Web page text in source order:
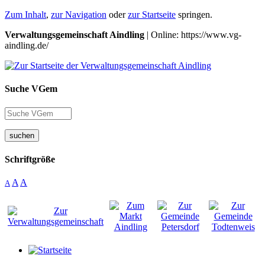
Zum Inhalt, zur Navigation oderzur Startseite springen.
Verwaltungsgemeinschaft Aindling | Online: https://www.vg-
aindling.de/
Suche VGem
suchen
Schriftgröße
A A A